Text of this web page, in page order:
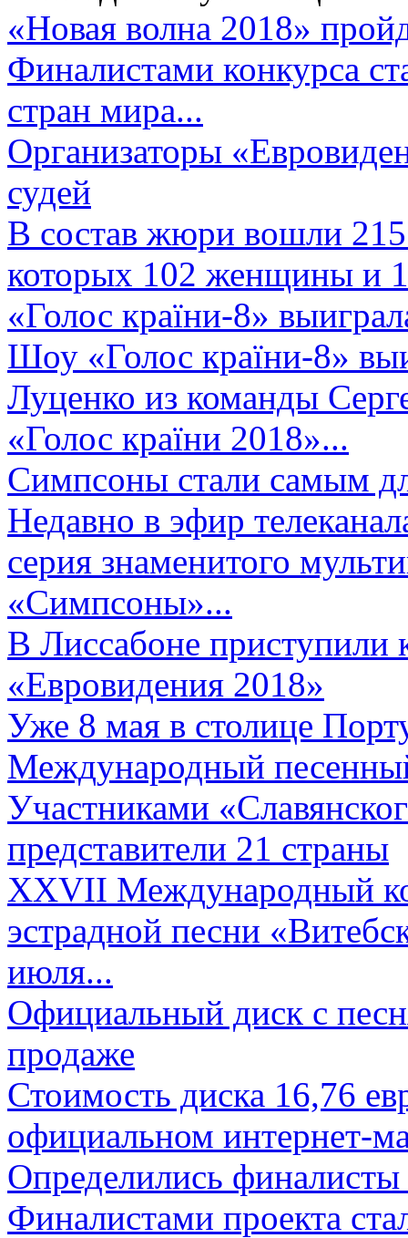
«Новая волна 2018»
Финалистами конкурса
стран мира...
Организаторы
судей
В состав жюри вошли 215
которых 102 женщины и
«Голос країни-8»
Шоу «Голос країни-8»
Луценко из команды
«Голос країни 2018»...
Симпсоны стали самым
Недавно в эфир
серия знаменитого
«Симпсоны»...
В Лиссабоне приступили
«Евровидения 2018»
Уже 8 мая в столице
Международный
Участниками
представители 21 страны
XXVII Международный
эстрадной песни
июля...
Официальный диск с
продаже
Стоимость диска 16,76
официальном интернет-
Определились
Финалистами проекта